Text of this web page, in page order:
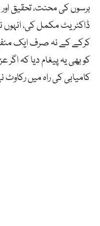
برسوں کی محنت، تحقیق
ڈاکٹریٹ مکمل کی،
کرکے کے نہ صرف ایک
کو بھی یہ پیغام دیا کہ
کامیابی کی راہ میں رکاوٹ